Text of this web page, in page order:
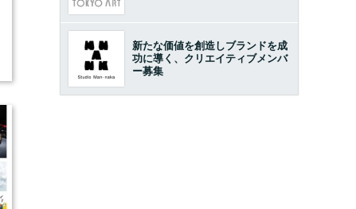
新たな価値を創造しブランドを成
功に導く、クリエイティブメンバ
ー募集